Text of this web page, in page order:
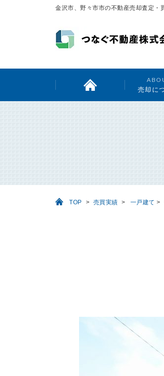
金沢市、野々市市の不動産売却査定・
売却に
TOP > 売買実績 > 一戸建て >